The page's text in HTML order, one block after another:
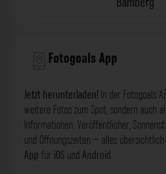
Fotogoals App
Jetzt herunterladen! In der Fotogoals
weitere Fotos zum Spot, sondern auch
Informationen: Veröffentlicher,
und Öffnungszeiten – alles
App für iOS und Android.